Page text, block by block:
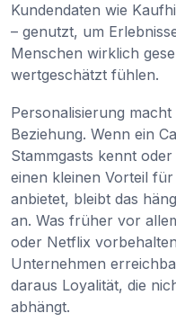
Kundendaten wie
– genutzt, um
Menschen wirklich
wertgeschätzt fühlen.
Personalisierung
Beziehung. Wenn ein
Stammgasts kennt
einen kleinen Vorteil
anbietet, bleibt das
an. Was früher vor
oder Netflix
Unternehmen
daraus Loyalität, die
abhängt.